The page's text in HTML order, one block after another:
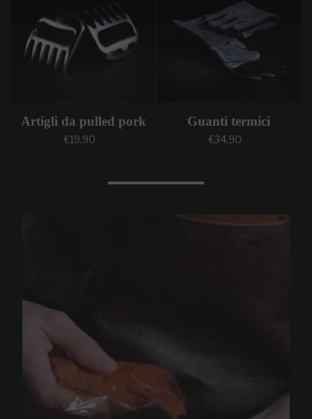
Artigli da pulled pork
Prezzo regolare
€19,90
Guanti termici
Prezzo regolare
€34,90